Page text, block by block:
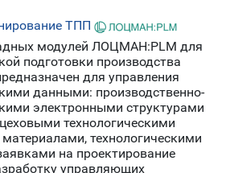
ТПП
модулей ЛОЦМАН:PLM для
подготовки производства
для управления
данными: производственно-
электронными структурами
технологическими
технологическими
на проектирование
управляющих